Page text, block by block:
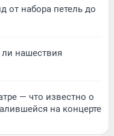
от набора петель до
нашествия
— что известно о
на концерте